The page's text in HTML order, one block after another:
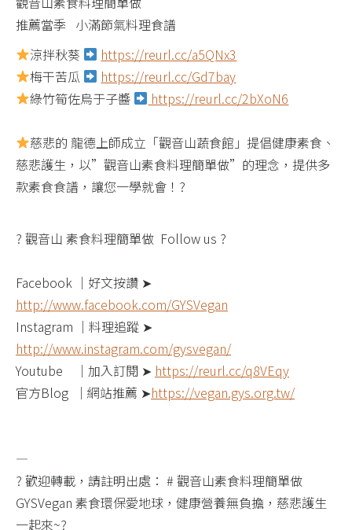
推薦當季 小滿節氣料理食譜 ​
涼拌秋葵
https://reurl.cc/a5QNx3​
梅干苦瓜
https://reurl.cc/Gd7bay​
綠竹筍佐烏于子醬
https://reurl.cc/2bXoN6​
慈悲的 龍德上師成立「觀音山蔬食館」提倡健康素食、
慈悲護生，以”觀音山素食料理簡單做”的理念，提供多
款素食食譜，讓您一學就會！?
? 觀音山 素食料理簡單做 ​ Follow us ?
Facebook ｜好文按讚 ➤
http://www.facebook.com/GYSVegan​
Instagram ｜料理追蹤 ➤
http://www.instagram.com/gysvegan/​
Youtube ​ ​ ​ ｜加入訂閱 ➤ https://reurl.cc/q8VEqy​
官方Blog ​ ｜網站推薦 ➤https://vegan.gys.org.tw/​
—​
? 歡迎轉載，請註明出處： # 觀音山素食料理簡單做
GYSVegan 素食環保愛地球，健康營養無負擔，慈悲護生
一起來~?